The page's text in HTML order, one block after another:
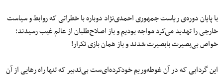
با پایان دوره‌ی ریاست جمهوری احمدی‌نژاد دوباره با خطراتی که روابط و سیاست
خارجی را تهدید می‌کرد مواجه بودیم و باز اصلاح‌طلبان از عالم غیب رسیدند؛
خواص بی‌بصیرت بابصیرت شدند و باز همان بازی تکرار!
این گردابی که در آن غوطه‌وریم خودکرده‌ای‌ست بی‌تدبیر که تنها راه رهایی از آن